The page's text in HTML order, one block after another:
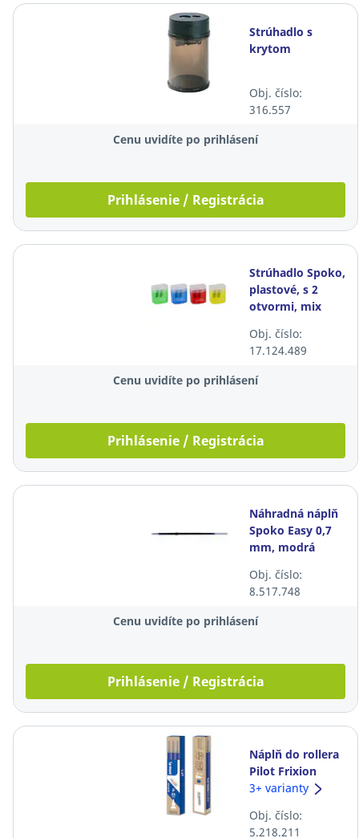
Strúhadlo s
krytom
Obj. číslo:
316.557
Cenu uvidíte po prihlásení
Prihlásenie / Registrácia
Strúhadlo Spoko,
plastové, s 2
otvormi, mix
Obj. číslo:
17.124.489
Cenu uvidíte po prihlásení
Prihlásenie / Registrácia
Náhradná náplň
Spoko Easy 0,7
mm, modrá
Obj. číslo:
8.517.748
Cenu uvidíte po prihlásení
Prihlásenie / Registrácia
Náplň do rollera
Pilot Frixion
Point, ihlový
ks/bal
3+ varianty
Obj. číslo:
5.218.211